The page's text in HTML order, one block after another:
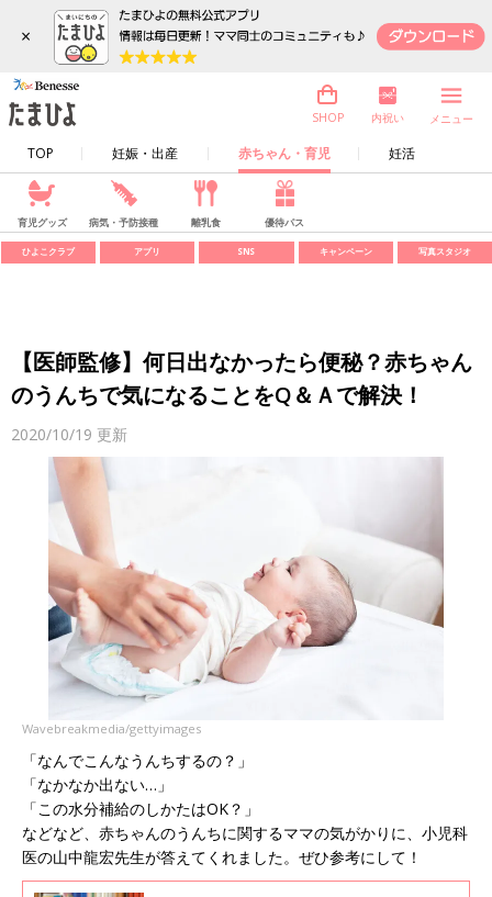
×
TOP 妊娠・出産 赤ちゃん・育児 妊活
SHOP 内祝い メニュー
育児グッズ 病気・予防接種 離乳食 優待パス
ひよこクラブ アプリ SNS キャンペーン 写真スタジオ
【医師監修】何日出なかったら便秘？赤ちゃん
のうんちで気になることをQ＆Ａで解決！
2020/10/19 更新
Wavebreakmedia/gettyimages
「なんでこんなうんちするの？」
「なかなか出ない…」
「この水分補給のしかたはOK？」
などなど、赤ちゃんのうんちに関するママの気がかりに、小児科
医の山中龍宏先生が答えてくれました。ぜひ参考にして！